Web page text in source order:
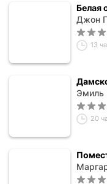
Белая
Джон
13
Эмиль
20